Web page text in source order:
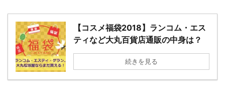
【コスメ福袋2018】ランコム・エス
ティなど大丸百貨店通販の中身は？
続きを見る